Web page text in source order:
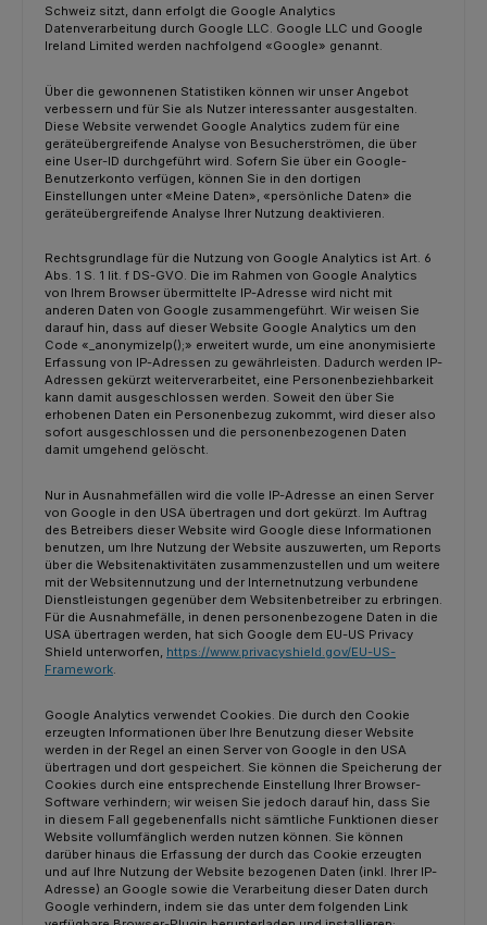
Schweiz sitzt, dann erfolgt die Google Analytics
Datenverarbeitung durch Google LLC. Google LLC und Google
Ireland Limited werden nachfolgend «Google» genannt.
Über die gewonnenen Statistiken können wir unser Angebot
verbessern und für Sie als Nutzer interessanter ausgestalten.
Diese Website verwendet Google Analytics zudem für eine
geräteübergreifende Analyse von Besucherströmen, die über
eine User-ID durchgeführt wird. Sofern Sie über ein Google-
Benutzerkonto verfügen, können Sie in den dortigen
Einstellungen unter «Meine Daten», «persönliche Daten» die
geräteübergreifende Analyse Ihrer Nutzung deaktivieren.
Rechtsgrundlage für die Nutzung von Google Analytics ist Art. 6
Abs. 1 S. 1 lit. f DS-GVO. Die im Rahmen von Google Analytics
von Ihrem Browser übermittelte IP-Adresse wird nicht mit
anderen Daten von Google zusammengeführt. Wir weisen Sie
darauf hin, dass auf dieser Website Google Analytics um den
Code «_anonymizeIp();» erweitert wurde, um eine anonymisierte
Erfassung von IP-Adressen zu gewährleisten. Dadurch werden IP-
Adressen gekürzt weiterverarbeitet, eine Personenbeziehbarkeit
kann damit ausgeschlossen werden. Soweit den über Sie
erhobenen Daten ein Personenbezug zukommt, wird dieser also
sofort ausgeschlossen und die personenbezogenen Daten
damit umgehend gelöscht.
Nur in Ausnahmefällen wird die volle IP-Adresse an einen Server
von Google in den USA übertragen und dort gekürzt. Im Auftrag
des Betreibers dieser Website wird Google diese Informationen
benutzen, um Ihre Nutzung der Website auszuwerten, um Reports
über die Websitenaktivitäten zusammenzustellen und um weitere
mit der Websitennutzung und der Internetnutzung verbundene
Dienstleistungen gegenüber dem Websitenbetreiber zu erbringen.
Für die Ausnahmefälle, in denen personenbezogene Daten in die
USA übertragen werden, hat sich Google dem EU-US Privacy
Shield unterworfen, https://www.privacyshield.gov/EU-US-
Framework.
Google Analytics verwendet Cookies. Die durch den Cookie
erzeugten Informationen über Ihre Benutzung dieser Website
werden in der Regel an einen Server von Google in den USA
übertragen und dort gespeichert. Sie können die Speicherung der
Cookies durch eine entsprechende Einstellung Ihrer Browser-
Software verhindern; wir weisen Sie jedoch darauf hin, dass Sie
in diesem Fall gegebenenfalls nicht sämtliche Funktionen dieser
Website vollumfänglich werden nutzen können. Sie können
darüber hinaus die Erfassung der durch das Cookie erzeugten
und auf Ihre Nutzung der Website bezogenen Daten (inkl. Ihrer IP-
Adresse) an Google sowie die Verarbeitung dieser Daten durch
Google verhindern, indem sie das unter dem folgenden Link